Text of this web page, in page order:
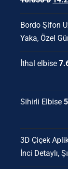
Bordo Şifon
Yaka, Özel
İthal elbise
Sihirli Elbise
3D Çiçek
İnci Detaylı,